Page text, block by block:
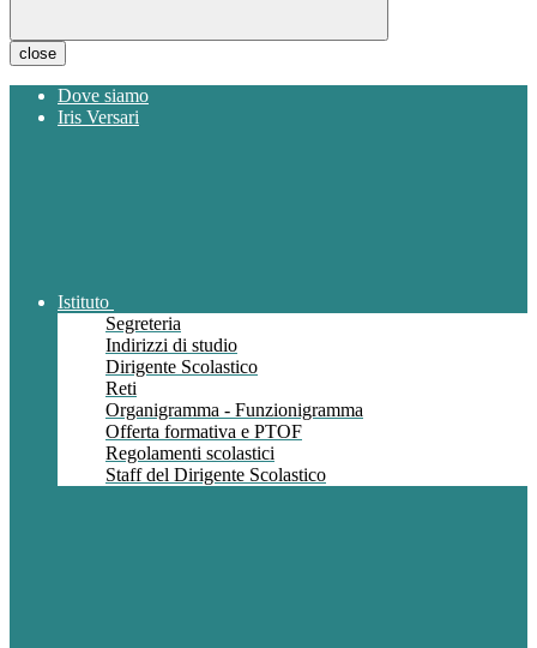
close
Dove siamo
Iris Versari
Istituto
Segreteria
Indirizzi di studio
Dirigente Scolastico
Reti
Organigramma - Funzionigramma
Offerta formativa e PTOF
Regolamenti scolastici
Staff del Dirigente Scolastico